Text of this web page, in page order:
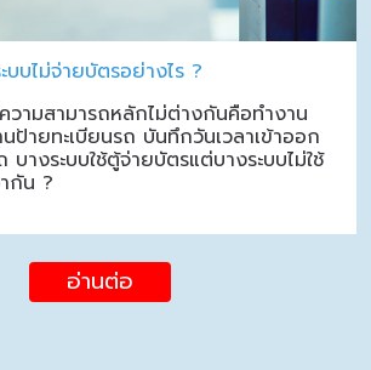
บไม่จ่ายบัตรอย่างไร ?
วามสามารถหลักไม่ต่างกันคือทำงาน
ป้ายทะเบียนรถ บันทึกวันเวลาเข้าออก
างระบบใช้ตู้จ่ายบัตรแต่บางระบบไม่ใช้
กัน ?
อ่านต่อ